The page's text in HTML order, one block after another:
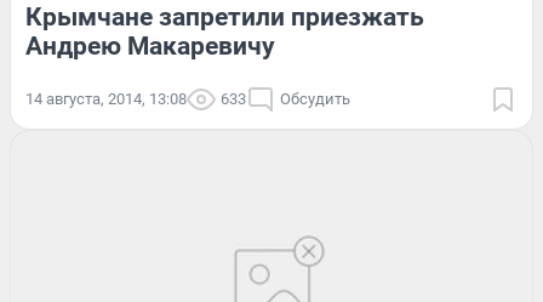
Крымчане запретили приезжать
Андрею Макаревичу
14 августа, 2014, 13:08 633 Обсудить